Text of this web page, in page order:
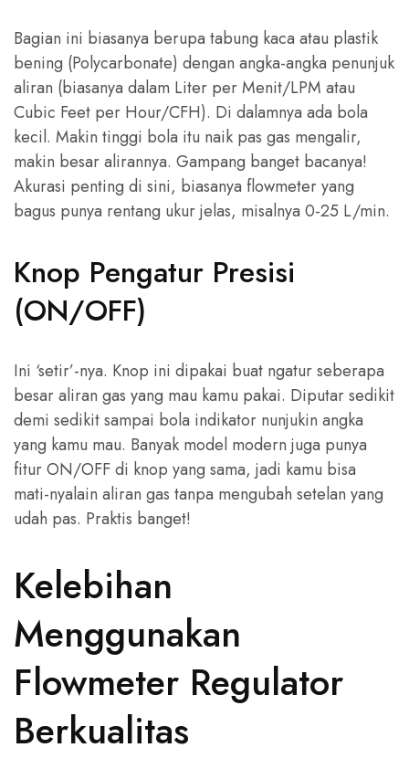
Bagian ini biasanya berupa tabung kaca atau plastik
bening (Polycarbonate) dengan angka-angka penunjuk
aliran (biasanya dalam Liter per Menit/LPM atau
Cubic Feet per Hour/CFH). Di dalamnya ada bola
kecil. Makin tinggi bola itu naik pas gas mengalir,
makin besar alirannya. Gampang banget bacanya!
Akurasi penting di sini, biasanya flowmeter yang
bagus punya rentang ukur jelas, misalnya 0-25 L/min.
Knop Pengatur Presisi
(ON/OFF)
Ini ‘setir’-nya. Knop ini dipakai buat ngatur seberapa
besar aliran gas yang mau kamu pakai. Diputar sedikit
demi sedikit sampai bola indikator nunjukin angka
yang kamu mau. Banyak model modern juga punya
fitur ON/OFF di knop yang sama, jadi kamu bisa
mati-nyalain aliran gas tanpa mengubah setelan yang
udah pas. Praktis banget!
Kelebihan
Menggunakan
Flowmeter Regulator
Berkualitas